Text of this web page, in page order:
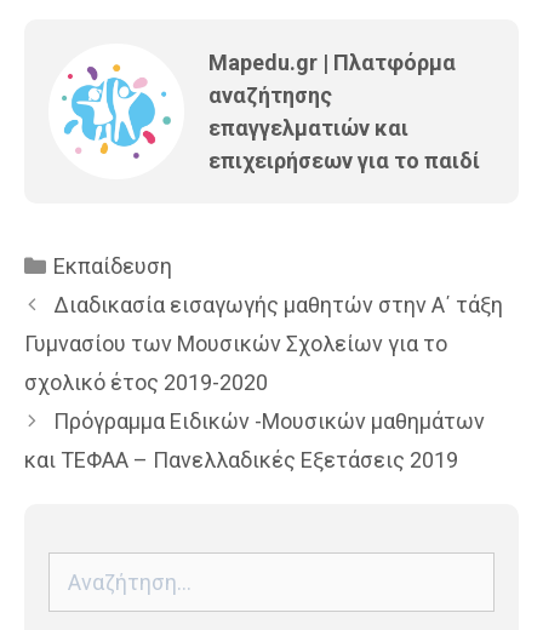
Mapedu.gr | Πλατφόρμα
αναζήτησης
επαγγελματιών και
επιχειρήσεων για το παιδί
Κατηγορίες
Εκπαίδευση
Διαδικασία εισαγωγής μαθητών στην Α΄ τάξη
Γυμνασίου των Μουσικών Σχολείων για το
σχολικό έτος 2019-2020
Πρόγραμμα Ειδικών -Μουσικών μαθημάτων
και ΤΕΦΑΑ – Πανελλαδικές Εξετάσεις 2019
για: